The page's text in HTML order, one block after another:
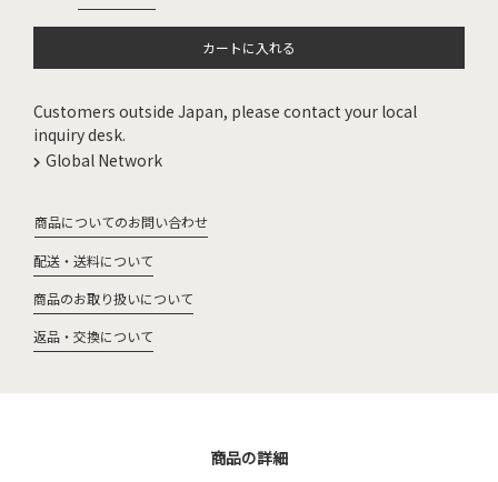
カートに入れる
Customers outside Japan, please contact your local
inquiry desk.
Global Network
商品についてのお問い合わせ
配送・送料について
商品のお取り扱いについて
返品・交換について
商品の詳細